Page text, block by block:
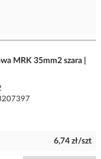
MRK 35mm2 szara |
6,74 zł/szt